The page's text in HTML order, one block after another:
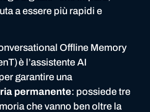
a essere più rapidi e
Offline Memory
è l’assistente AI
garantire una
permanente: possiede tre
che vanno ben oltre la